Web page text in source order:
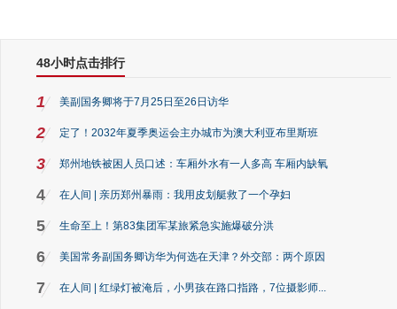
48小时点击排行
1 美副国务卿将于7月25日至26日访华
2 定了！2032年夏季奥运会主办城市为澳大利亚布里斯班
3 郑州地铁被困人员口述：车厢外水有一人多高 车厢内缺氧
4 在人间 | 亲历郑州暴雨：我用皮划艇救了一个孕妇
5 生命至上！第83集团军某旅紧急实施爆破分洪
6 美国常务副国务卿访华为何选在天津？外交部：两个原因
7 在人间 | 红绿灯被淹后，小男孩在路口指路，7位摄影师...